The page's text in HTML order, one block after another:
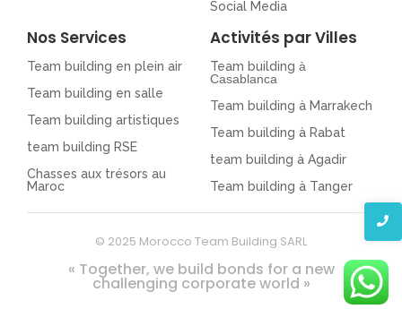
Social Media
Nos Services
Team building en plein air
Team building en salle
Team building artistiques
team building RSE
Chasses aux trésors au
Maroc
Activités par Villes
Team building à
Casablanca
Team building à Marrakech
Team building à Rabat
team building à Agadir
Team building à Tanger
© 2025 Morocco Team Building SARL
« Together, we build bonds for a new
challenging corporate world »